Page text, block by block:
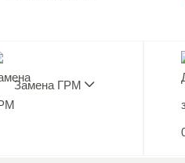
Замена ГРМ
5.0